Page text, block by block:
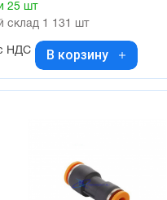
25 шт
склад 1 131 шт
НДС В корзину